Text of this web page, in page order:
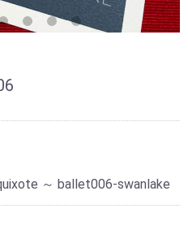
～ ballet006-swanlake